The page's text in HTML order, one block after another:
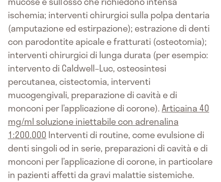
ischemia; interventi chirurgici sulla polpa dentaria
(amputazione ed estirpazione); estrazione di denti
con parodontite apicale e fratturati (osteotomia);
interventi chirurgici di lunga durata (per esempio:
intervento di Caldwell–Luc, osteosintesi
percutanea, cistectomia, interventi
mucogengivali, preparazione di cavità e di
monconi per l’applicazione di corone).Articaina 40
mg/ml soluzione iniettabile con adrenalina
1:200.000 Interventi di routine, come evulsione di
denti singoli od in serie, preparazioni di cavità e di
monconi per l’applicazione di corone, in particolare
in pazienti affetti da gravi malattie sistemiche.